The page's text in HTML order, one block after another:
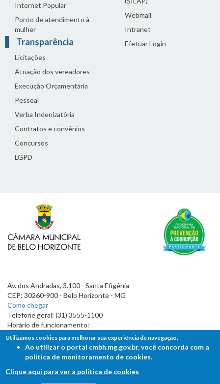
Internet Popular
Ponto de atendimento à
mulher
Transparência
Licitações
Atuação dos vereadores
Execução Orçamentária
Pessoal
Verba Indenizatória
Contratos e convênios
Concursos
LGPD
Webmail
Intranet
Efetuar Login
Av. dos Andradas, 3.100 - Santa Efigênia
CEP: 30260-900 - Belo Horizonte - MG
Como chegar
Telefone geral: (31) 3555-1100
Horário de funcionamento:
7h às 19h
Utilizamos cookies para melhorar sua experiência de navegação.
Ao utilizar o portal cmbh.mg.gov.br, você concorda com a
política de monitoramento de cookies.
Clique aqui para ver a política de cookies